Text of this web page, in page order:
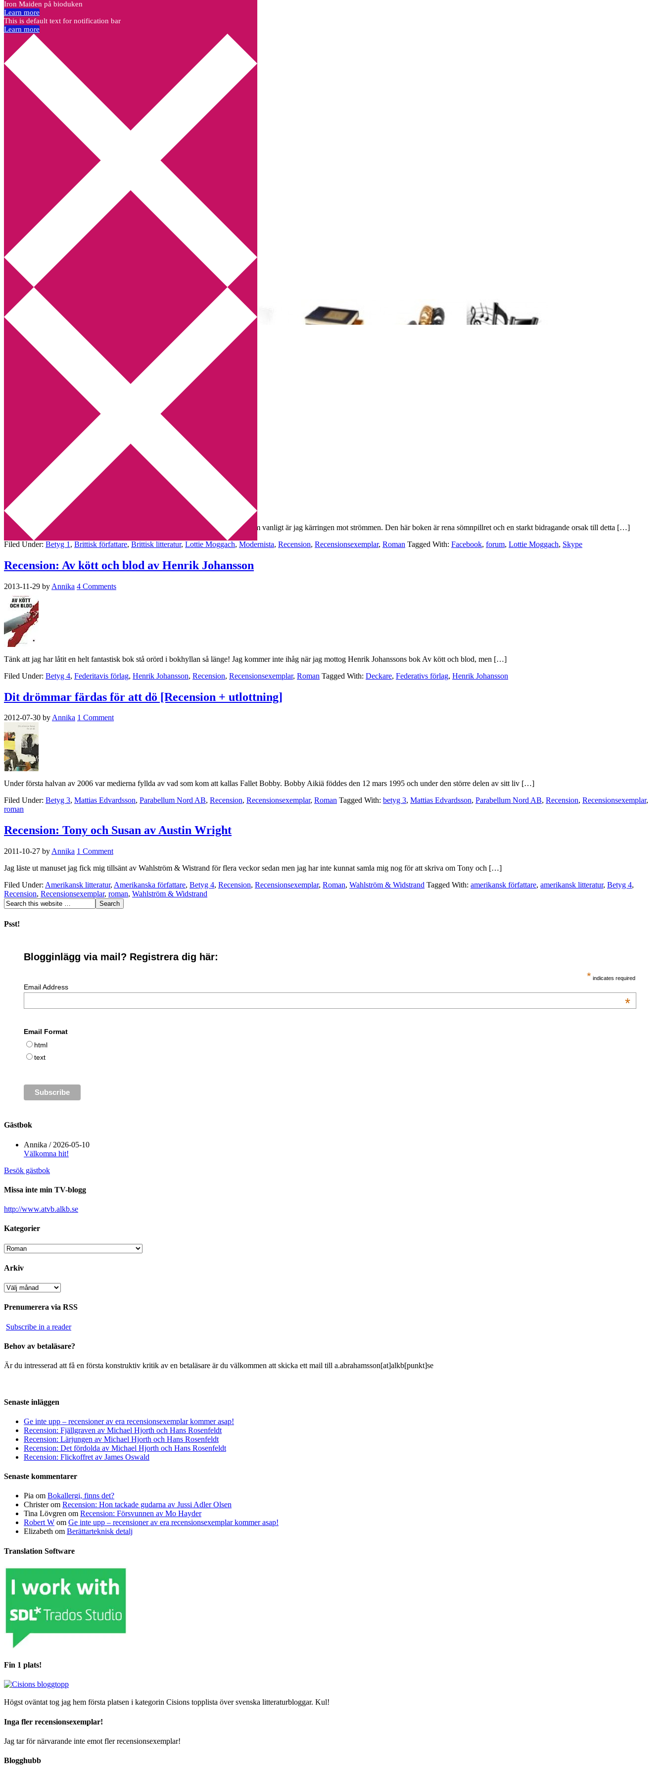
Annikas litteratur- och kulturblogg
Deckare, kriminalromaner, thrillers
Hem
Boktolva
Författarfemman
Kontakt
Webbshop Amazon
Utskriftscentralen
Min tv-blogg
You are here:Home Archives for Roman
Recension: Kyss mig först av Lottie Moggach
2014-01-19 Annika
Kyss mig först av Lottie Moggach har fått lysande recensioner av många men som vanligt är jag kärringen mot strömmen. Den här boken är rena sömnpillret och en starkt bidragande orsak till detta […]
Filed Under: Betyg 1 , Brittisk författare, Brittisk litteratur, Lottie Moggach, Modernista, Recension, Recensionsexemplar, Roman Tagged With: Facebook, forum, Lottie Moggach, Skype
Recension: Av kött och blod av Henrik Johansson
2013-11-29 by Annika 4 Comments
Tänk att jag har låtit en helt fantastisk bok stå orörd i bokhyllan så länge! Jag kommer inte ihåg när jag mottog Henrik Johanssons bok Av kött och blod, men […]
Filed Under: Betyg 4, Federitavis förlag, Henrik Johansson, Recension, Recensionsexemplar, Roman Tagged With: Deckare, Federativs förlag, Henrik Johansson
Dit drömmar färdas för att dö [Recension + utlottning]
2012-07-30 byAnnika 1 Comment
Under första halvan av 2006 var medierna fyllda av vad som kom att kallas Fallet Bobby. Bobby Aikiä föddes den 12 mars 1995 och under den större delen av sitt liv […]
Filed Under: Betyg 3, Mattias Edvardsson, Parabellum Nord AB, Recension, Recensionsexemplar, Roman Tagged With: betyg 3, Mattias Edvardsson, Parabellum Nord AB, Recension, Recensionsexemplar,
roman
Recension: Tony och Susan av Austin Wright
2011-10-27 by Annika 1 Comment
Jag läste ut manuset jag fick mig tillsänt av Wahlström & Wistrand för flera veckor sedan men jag har inte kunnat samla mig nog för att skriva om Tony och […]
Filed Under: Amerikansk litteratur, Amerikanska författare, Betyg 4, Recension, Recensionsexemplar, Roman, Wahlström & Widstrand Tagged With: amerikansk författare, amerikansk litteratur, Betyg 4,
Recension, Recensionsexemplar, roman, Wahlström & Widstrand
Psst!
Blogginlägg via mail? Registrera dig här:
* indicates required
Email Address
*
Email Format
html
text
Gästbok
Annika / 2026-05-10
Välkomna hit!
Besök gästbok
Missa inte min TV-blogg
http://www.atvb.alkb.se
Kategorier
Kategorier
Arkiv
Arkiv
Prenumerera via RSS
Subscribe in a reader
Behov av betaläsare?
Är du intresserad att få en första konstruktiv kritik av en betaläsare är du välkommen att skicka ett mail till a.abrahamsson[at]alkb[punkt]se
Senaste inläggen
Ge inte upp – recensioner av era recensionsexemplar kommer asap!
Recension: Fjällgraven av Michael Hjorth och Hans Rosenfeldt
Recension: Lärjungen av Michael Hjorth och Hans Rosenfeldt
Recension: Det fördolda av Michael Hjorth och Hans Rosenfeldt
Recension: Flickoffret av James Oswald
Senaste kommentarer
Pia om Bokallergi, finns det?
Christerom Recension: Hon tackade gudarna av Jussi Adler Olsen
Tina Lövgren om Recension: Försvunnen av Mo Hayder
Robert W om Ge inte upp – recensioner av era recensionsexemplar kommer asap!
Elizabeth om Berättarteknisk detalj
Translation Software
Fin 1 plats!
Högst oväntat tog jag hem första platsen i kategorin Cisions topplista över svenska litteraturbloggar. Kul!
Inga fler recensionsexemplar!
Jag tar för närvarande inte emot fler recensionsexemplar!
Blogghubb
Iron Maiden på bioduken
Learn more
This is default text for notification bar
Learn more